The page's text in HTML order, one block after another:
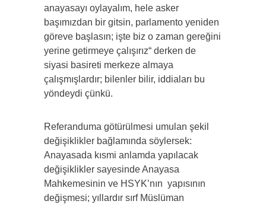
anayasayı oylayalım, hele asker
başımızdan bir gitsin, parlamento yeniden
göreve başlasın; işte biz o zaman gereğini
yerine getirmeye çalışırız“ derken de
siyasi basireti merkeze almaya
çalışmışlardır; bilenler bilir, iddiaları bu
yöndeydi çünkü.
Referanduma götürülmesi umulan şekil
değişiklikler bağlamında söylersek:
Anayasada kısmi anlamda yapılacak
değişiklikler sayesinde Anayasa
Mahkemesinin ve HSYK’nın yapısının
değişmesi; yıllardır sırf Müslüman